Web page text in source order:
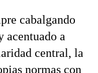
cabalgando
a
central, la
normas con